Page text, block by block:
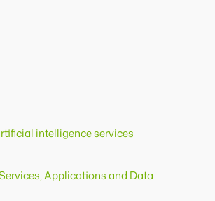
intelligence services
Applications and Data